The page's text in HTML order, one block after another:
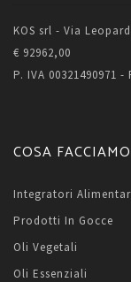
KOS srl - Via
€ 92962,00
P. IVA 00321490971 -
COSA FACCIAMO
Integratori
Prodotti In Gocce
Oli Vegetali
Oli Essenziali